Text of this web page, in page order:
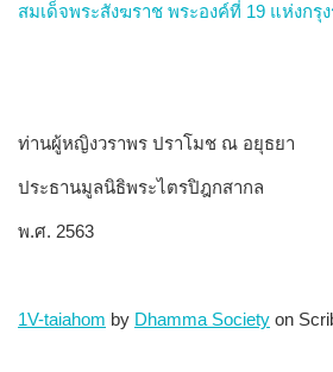
สมเด็จพระสังฆราช พระองค์ที่ 19 แห่งกรุ
ท่านผู้หญิงวราพร ปราโมช ณ อยุธยา
ประธานมูลนิธิพระไตรปิฎกสากล
พ.ศ. 2563
1V-taiahom by Dhamma Society on